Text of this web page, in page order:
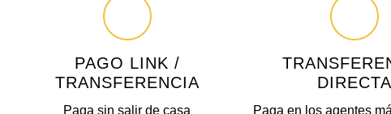
PAGO LINK /
TRANSFERENCIA
Paga sin salir de casa
DIRECTA
Paga en los agentes